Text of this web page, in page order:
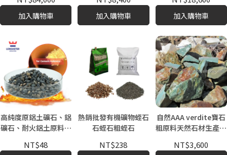
加入購物車 加入購物車 加入購物車
高純度原鋁土礦石、鋁
礦石、耐火鋁土原料，
磚、水泥
NT$48
熱銷批發有機礦物蛭石
石蛭石粗蛭石
NT$238
自然AAA verdite寶石
粗原料天然石材生產和
NT$3,600